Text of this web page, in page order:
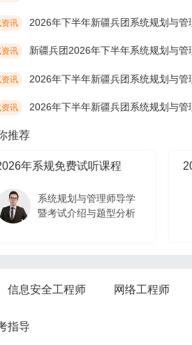
讯
讯 新疆兵团2026年下半年系统规划与管
讯
讯 2026年下半年新疆兵团系统规划与管
推荐
年系规免费试听课程
系统规划与管理师导学
暨考试介绍与题型分析
系统规划与管理师导学
信息安全工程师 网络工程师
指导